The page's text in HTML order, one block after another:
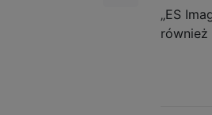
„ES
również